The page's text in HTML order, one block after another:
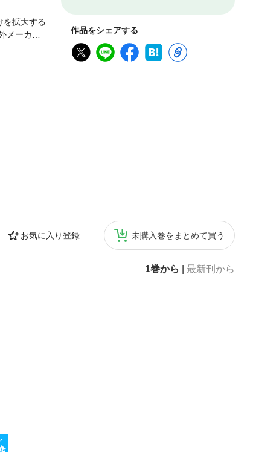
作品をシェアする
お気に入り登録 未購入巻をまとめて買う
1巻から 最新刊から
を拡大する
メーカー
新トイガ